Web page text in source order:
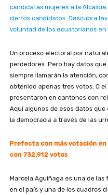
candidatas mujeres a la Alcaldía
ciertos candidatos. Descubra
voluntad de los ecuatorianos en
Un proceso electoral por
perdedores. Pero hay datos
siempre llamarán la atención,
obtenido apenas tres votos. O
presentaron en cantones con
Aquí algunos de esos datos
la democracia a través de las
Prefecta con más votación
con 732.912 votos
Marcela Aguiñaga es una de
en el país y una de los cuadros